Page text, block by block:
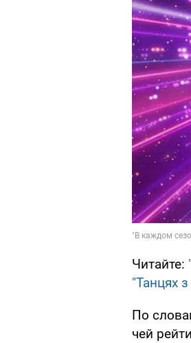
Читайте:
"Танцях
По
чей